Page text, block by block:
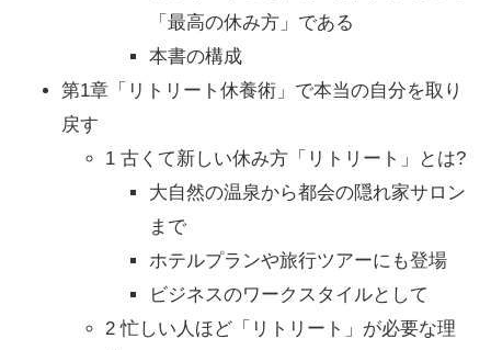
「最高の休み方」である
本書の構成
第1章「リトリート休養術」で本当の自分を取り
戻す
1 古くて新しい休み方「リトリート」とは?
大自然の温泉から都会の隠れ家サロン
まで
ホテルプランや旅行ツアーにも登場
ビジネスのワークスタイルとして
2 忙しい人ほど「リトリート」が必要な理